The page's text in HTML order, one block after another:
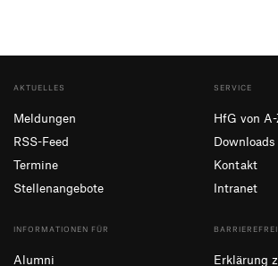
AKTUELLES
Meldungen
RSS-Feed
Termine
Stellenangebote
SERVICE
HfG von
Downloads
Kontakt
Intranet
INFORMATIONEN FÜR
Alumni Erklärung